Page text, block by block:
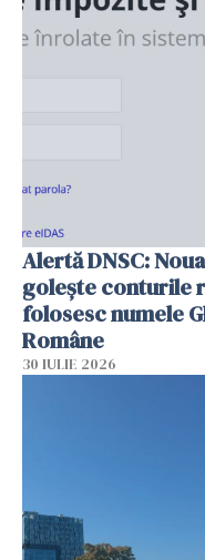
Alertă DNSC:
golește conturile
folosesc numele
Române
30 IULIE 2026